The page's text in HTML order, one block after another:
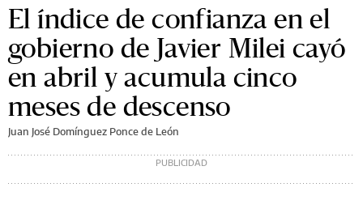
El índice de confianza en el
gobierno de Javier Milei cayó
en abril y acumula cinco
meses de descenso
Juan José Domínguez Ponce de León